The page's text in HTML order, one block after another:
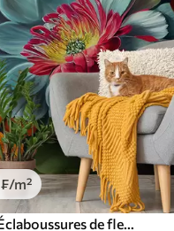
₣/m²
Peintures murales Éclaboussures de fleurs